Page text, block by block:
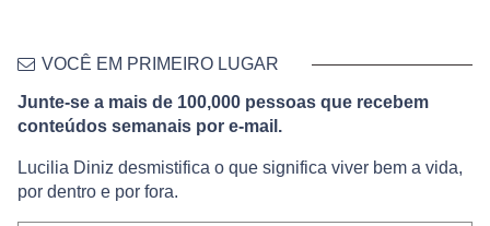
VOCÊ EM PRIMEIRO LUGAR
Junte-se a mais de 100,000 pessoas que recebem
conteúdos semanais por e-mail.
Lucilia Diniz desmistifica o que significa viver bem a vida,
por dentro e por fora.